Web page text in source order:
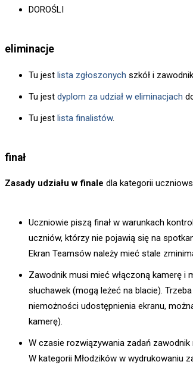
DOROŚLI
eliminacje
Tu jest lista zgłoszonych szkół i
Tu jest dyplom za udział w eliminacjach
Tu jest lista finalistów.
finał
Zasady udziału w finale dla kategorii
Uczniowie piszą finał w warunkach
uczniów, którzy nie pojawią się na
Ekran Teamsów należy mieć stale
Zawodnik musi mieć włączoną kamerę
słuchawek (mogą leżeć na blacie).
niemożności udostępnienia ekranu,
kamerę).
W czasie rozwiązywania zadań
W kategorii Młodzików w wydrukowaniu